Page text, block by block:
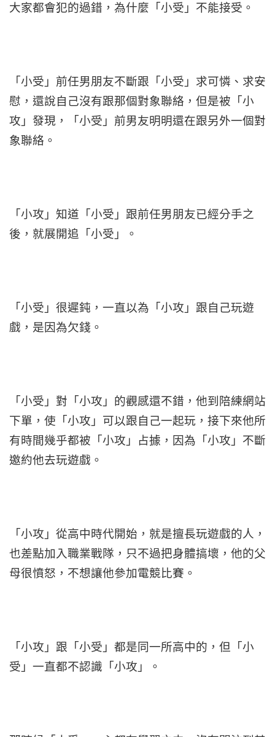
大家都會犯的過錯，為什麼「小受」不能接受。
「小受」前任男朋友不斷跟「小受」求可憐、求安
慰，還說自己沒有跟那個對象聯絡，但是被「小
攻」發現，「小受」前男友明明還在跟另外一個對
象聯絡。
「小攻」知道「小受」跟前任男朋友已經分手之
後，就展開追「小受」。
「小受」很遲鈍，一直以為「小攻」跟自己玩遊
戲，是因為欠錢。
「小受」對「小攻」的觀感還不錯，他到陪練網站
下單，使「小攻」可以跟自己一起玩，接下來他所
有時間幾乎都被「小攻」占據，因為「小攻」不斷
邀約他去玩遊戲。
「小攻」從高中時代開始，就是擅長玩遊戲的人，
也差點加入職業戰隊，只不過把身體搞壞，他的父
母很憤怒，不想讓他參加電競比賽。
「小攻」跟「小受」都是同一所高中的，但「小
受」一直都不認識「小攻」。